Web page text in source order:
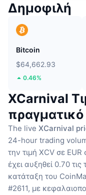
Δημοφιλή
Bitcoin
$64,662.93
0.46%
XCarnival
The live XCarnival
24-hour trading
την τιμή XCV σε
έχει αυξηθεί 0.70
κατάταξη του
#2611, με